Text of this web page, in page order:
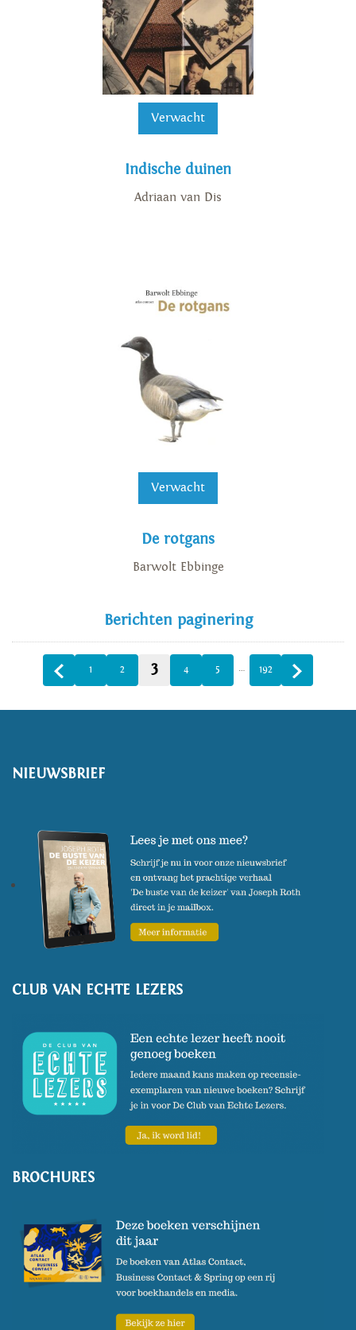
Verwacht
Indische duinen
Adriaan van Dis
Verwacht
De rotgans
Barwolt Ebbinge
Berichten paginering
1 2 3 4 5 … 192
NIEUWSBRIEF
CLUB VAN ECHTE LEZERS
BROCHURES